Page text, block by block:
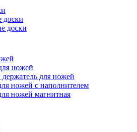
доски
доски
ножей
для ножей
ножей с наполнителем
ножей магнитная